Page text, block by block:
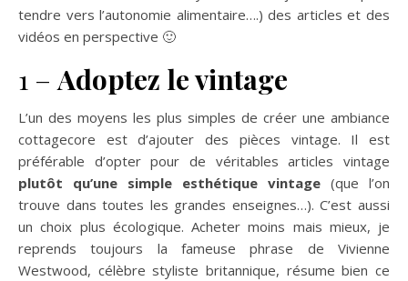
tendre vers l’autonomie alimentaire….) des articles et des
vidéos en perspective 🙂
1 – Adoptez le vintage
L’un des moyens les plus simples de créer une ambiance
cottagecore est d’ajouter des pièces vintage. Il est
préférable d’opter pour de véritables articles vintage
plutôt qu’une simple esthétique vintage (que l’on
trouve dans toutes les grandes enseignes…). C’est aussi
un choix plus écologique. Acheter moins mais mieux, je
reprends toujours la fameuse phrase de Vivienne
Westwood, célèbre styliste britannique, résume bien ce